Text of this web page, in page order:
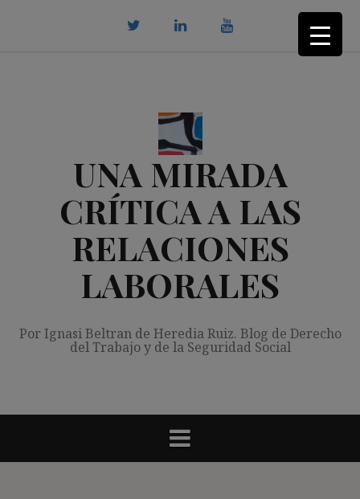
UNA MIRADA
CRÍTICA A LAS
RELACIONES
LABORALES
Por Ignasi Beltran de Heredia Ruiz. Blog de Derecho
del Trabajo y de la Seguridad Social